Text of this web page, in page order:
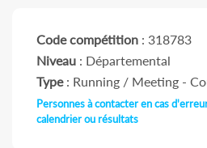
Code compétition : 318783
Niveau : Départemental
Type: Running / Meeting -
Personnes à contacter en cas
calendrier ou résultats